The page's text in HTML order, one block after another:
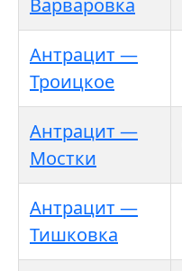
Варваровка
Антрацит —
Троицкое
Антрацит —
Мостки
Антрацит —
Тишковка